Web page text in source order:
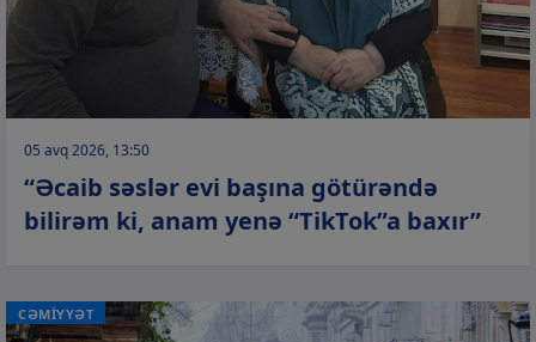
05 avq 2026, 13:50
“Əcaib səslər evi başına götürəndə
bilirəm ki, anam yenə “TikTok”a baxır”
CƏMİYYƏT